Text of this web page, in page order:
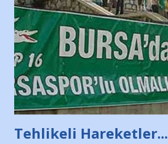
Tehlikeli Hareketler...